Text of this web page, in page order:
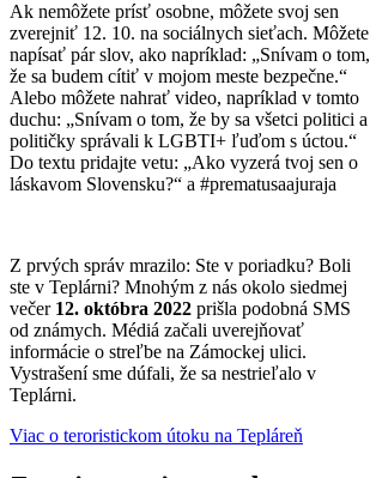
Ak nemôžete prísť osobne, môžete svoj sen
zverejniť 12. 10. na sociálnych sieťach. Môžete
napísať pár slov, ako napríklad: „Snívam o tom,
že sa budem cítiť v mojom meste bezpečne.“
Alebo môžete nahrať video, napríklad v tomto
duchu: „Snívam o tom, že by sa všetci politici a
političky správali k LGBTI+ ľuďom s úctou.“
Do textu pridajte vetu: „Ako vyzerá tvoj sen o
láskavom Slovensku?“ a #prematusaajuraja
Z prvých správ mrazilo: Ste v poriadku? Boli
ste v Teplárni? Mnohým z nás okolo siedmej
večer 12. októbra 2022 prišla podobná SMS
od známych. Médiá začali uverejňovať
informácie o streľbe na Zámockej ulici.
Vystrašení sme dúfali, že sa nestrieľalo v
Teplárni.
Viac o teroristickom útoku na Tepláreň